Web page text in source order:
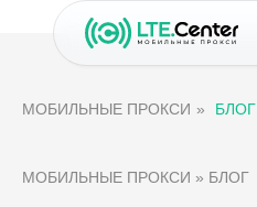
МОБИЛЬНЫЕ ПРОКСИ » БЛОГ
МОБИЛЬНЫЕ ПРОКСИ » БЛОГ